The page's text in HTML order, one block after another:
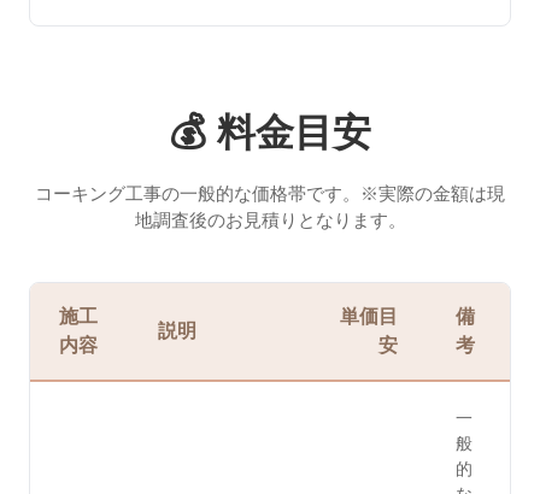
💰 料金目安
コーキング工事の一般的な価格帯です。※実際の金額は現
地調査後のお見積りとなります。
施工
内容
説明
単価目
安
備
考
一
般
的